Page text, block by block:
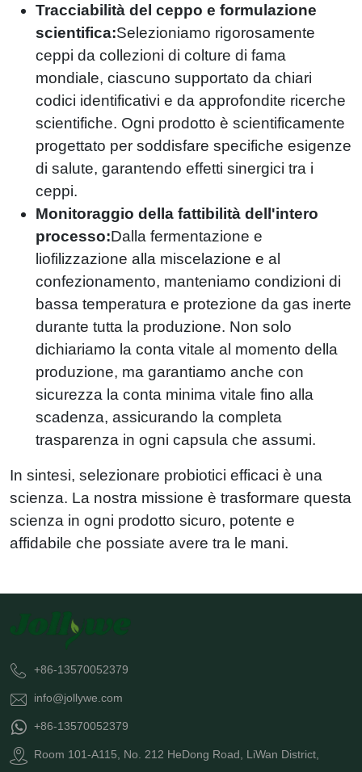
Tracciabilità del ceppo e formulazione
scientifica:Selezioniamo rigorosamente
ceppi da collezioni di colture di fama
mondiale, ciascuno supportato da chiari
codici identificativi e da approfondite ricerche
scientifiche. Ogni prodotto è scientificamente
progettato per soddisfare specifiche esigenze
di salute, garantendo effetti sinergici tra i
ceppi.
Monitoraggio della fattibilità dell'intero
processo:Dalla fermentazione e
liofilizzazione alla miscelazione e al
confezionamento, manteniamo condizioni di
bassa temperatura e protezione da gas inerte
durante tutta la produzione. Non solo
dichiariamo la conta vitale al momento della
produzione, ma garantiamo anche con
sicurezza la conta minima vitale fino alla
scadenza, assicurando la completa
trasparenza in ogni capsula che assumi.
In sintesi, selezionare probiotici efficaci è una
scienza. La nostra missione è trasformare questa
scienza in ogni prodotto sicuro, potente e
affidabile che possiate avere tra le mani.
+86-13570052379
info@jollywe.com
+86-13570052379
Room 101-A115, No. 212 HeDong Road, LiWan District,